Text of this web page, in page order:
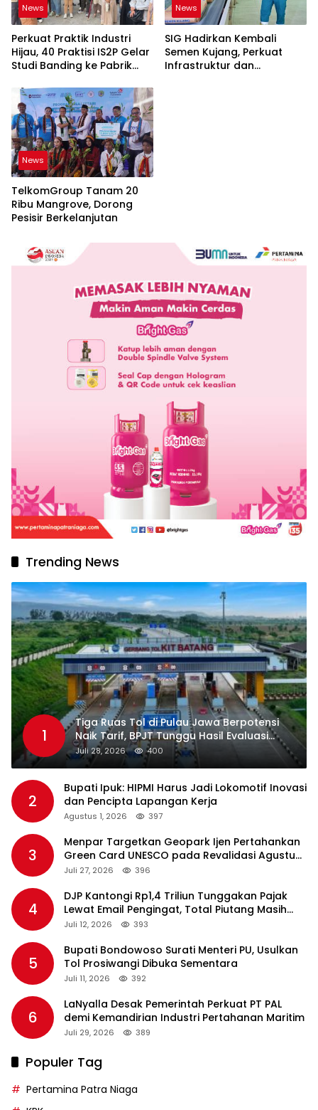
News
Perkuat Praktik Industri
Hijau, 40 Praktisi IS2P Gelar
Studi Banding ke Pabrik
News
SIG Hadirkan Kembali
Semen Kujang, Perkuat
Infrastruktur dan
News
TelkomGroup Tanam 20
Ribu Mangrove, Dorong
Pesisir Berkelanjutan
Trending News
1
Tiga Ruas Tol di Pulau Jawa Berpotensi
Naik Tarif, BPJT Tunggu Hasil Evaluasi
Standar Pelayanan
Juli 28, 2026 400
2
Bupati Ipuk: HIPMI Harus Jadi Lokomotif Inovasi
dan Pencipta Lapangan Kerja
Agustus 1, 2026 397
3
Menpar Targetkan Geopark Ijen Pertahankan
Green Card UNESCO pada Revalidasi Agustus
2026
Juli 27, 2026 396
4
DJP Kantongi Rp1,4 Triliun Tunggakan Pajak
Lewat Email Pengingat, Total Piutang Masih
Rp36 Triliun
Juli 12, 2026 393
5
Bupati Bondowoso Surati Menteri PU, Usulkan
Tol Prosiwangi Dibuka Sementara
Juli 11, 2026 392
6
LaNyalla Desak Pemerintah Perkuat PT PAL
demi Kemandirian Industri Pertahanan Maritim
Juli 29, 2026 389
Populer Tag
Pertamina Patra Niaga